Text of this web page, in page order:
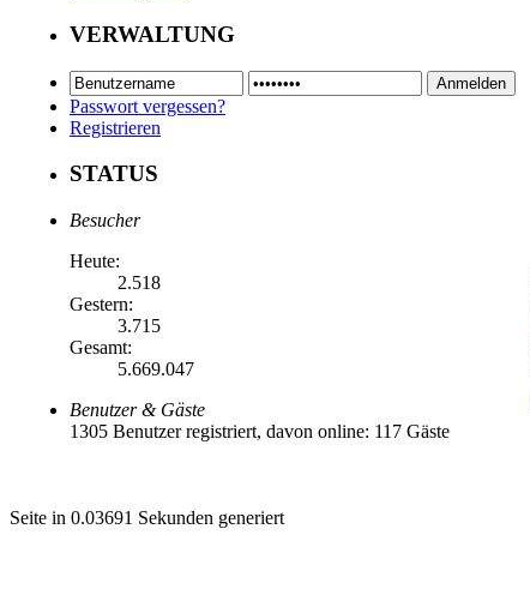
VERWALTUNG
Passwort vergessen?
Registrieren
STATUS
Besucher
Heute:
2.518
Gestern:
3.715
Gesamt:
5.669.047
Benutzer & Gäste
1305 Benutzer registriert, davon online: 117 Gäste
Seite in 0.03691 Sekunden generiert